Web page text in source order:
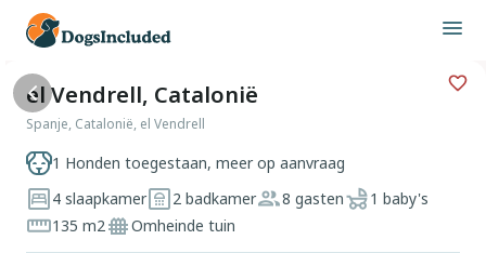
el Vendrell, Catalonië
Spanje, Catalonië, el Vendrell
1 Honden toegestaan, meer op aanvraag
4 slaapkamer
2 badkamer 8 gasten
1 baby's
135 m2
Omheinde tuin